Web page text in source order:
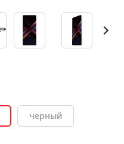
черный